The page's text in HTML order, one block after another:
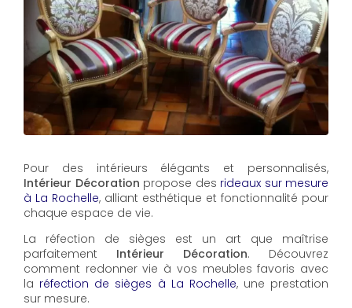
Pour des intérieurs élégants et personnalisés,
Intérieur Décoration propose des rideaux sur mesure
à La Rochelle, alliant esthétique et fonctionnalité pour
chaque espace de vie.
La réfection de sièges est un art que maîtrise
parfaitement Intérieur Décoration. Découvrez
comment redonner vie à vos meubles favoris avec
la réfection de sièges à La Rochelle, une prestation
sur mesure.